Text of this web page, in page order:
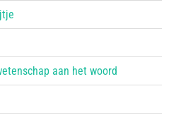
aan het woord